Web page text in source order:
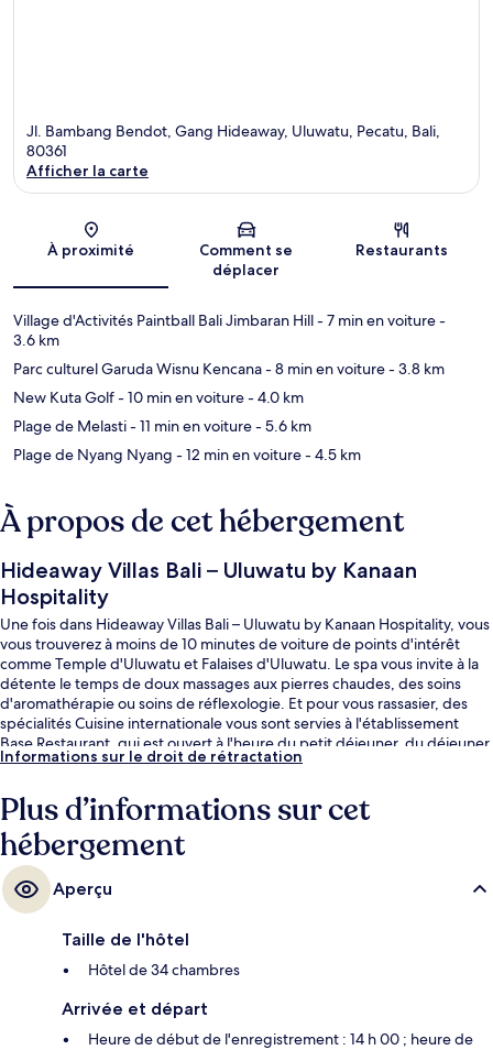
Jl. Bambang Bendot, Gang Hideaway, Uluwatu, Pecatu, Bali,
80361
Afficher la carte
À proximité
Comment se
déplacer
Restaurants
Village d'Activités Paintball Bali Jimbaran Hill- 7 min en voiture-
3.6 km
Parc culturel Garuda Wisnu Kencana- 8 min en voiture- 3.8 km
New Kuta Golf- 10 min en voiture- 4.0 km
Plage de Melasti- 11 min en voiture- 5.6 km
Plage de Nyang Nyang - 12 min en voiture- 4.5 km
À propos de cet hébergement
Hideaway Villas Bali – Uluwatu by Kanaan
Hospitality
Une fois dans Hideaway Villas Bali – Uluwatu by Kanaan Hospitality, vous
vous trouverez à moins de 10 minutes de voiture de points d'intérêt
comme Temple d'Uluwatu et Falaises d'Uluwatu. Le spa vous invite à la
détente le temps de doux massages aux pierres chaudes, des soins
d'aromathérapie ou soins de réflexologie. Et pour vous rassasier, des
spécialités Cuisine internationale vous sont servies à l'établissement
Base Restaurant, qui est ouvert à l'heure du petit déjeuner, du déjeuner
et du dîner. Au menu des petits plus offerts sur place, on trouve une
Sympa non ?
Informations sur le droit de rétractation
Plus d’informations sur cet
hébergement
Aperçu
Taille de l'hôtel
Hôtel de 34 chambres
Arrivée et départ
Heure de début de l'enregistrement : 14 h 00 ; heure de